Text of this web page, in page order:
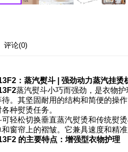
评论(0)
：蒸汽熨斗 | 强劲动力蒸汽挂烫
蒸汽熨斗小巧而强劲，是衣物
。其坚固耐用的结构和简便的操
种熨烫任务。
轻松切换垂直蒸汽熨烫和传统熨
和窗帘上的褶皱。它兼具速度和精
的主要特点：增强型衣物护理